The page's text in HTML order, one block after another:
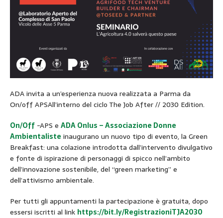
ADA invita a un’esperienza nuova realizzata a Parma da
On/off APSAll’interno del ciclo The Job After // 2030 Edition.
On/Off -APS e ADA Onlus – Associazione Donne
Ambientaliste inaugurano un nuovo tipo di evento, la Green
Breakfast: una colazione introdotta dall’intervento divulgativo
e fonte di ispirazione di personaggi di spicco nell’ambito
dell’innovazione sostenibile, del “green marketing” e
dell’attivismo ambientale.
Per tutti gli appuntamenti la partecipazione è gratuita, dopo
essersi iscritti al link https://bit.ly/RegistrazioniTJA2030